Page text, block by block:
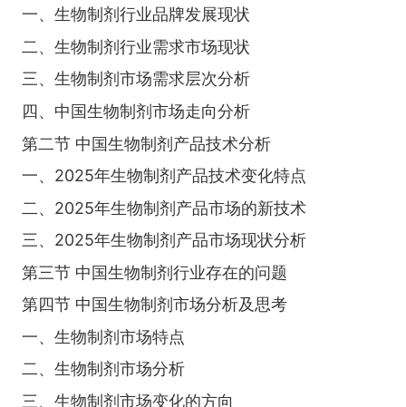
一、生物制剂行业品牌发展现状
二、生物制剂行业需求市场现状
三、生物制剂市场需求层次分析
四、中国生物制剂市场走向分析
第二节 中国生物制剂产品技术分析
一、2025年生物制剂产品技术变化特点
二、2025年生物制剂产品市场的新技术
三、2025年生物制剂产品市场现状分析
第三节 中国生物制剂行业存在的问题
第四节 中国生物制剂市场分析及思考
一、生物制剂市场特点
二、生物制剂市场分析
三、生物制剂市场变化的方向